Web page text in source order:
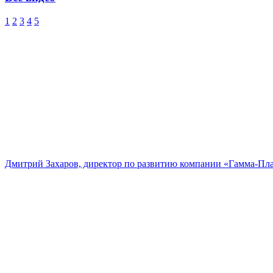
1 2 3 4 5
Дмитрий Захаров, директор по развитию компании «Гамма-